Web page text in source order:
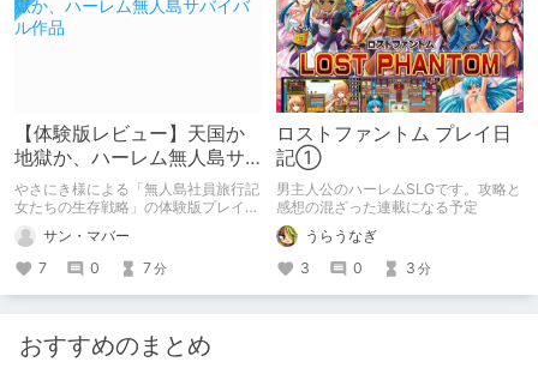
【体験版レビュー】天国か
地獄か、ハーレム無人島サ
バイバル作品
やさにき様による「無人島社員旅行記
女たちの生存戦略」の体験版プレイ感
れている情報をもとに自分なりにまと
めてみました。 文章の最後に体験版
で思った攻略要素もまとめてありま
す。
サン・マバー
7
0 7分
ロストファントム プレイ日
記①
男主人公のハーレムSLGです。攻略と
感想の混ざった連載になる予定
うらうなぎ
3
0 3 分
おすすめのまとめ